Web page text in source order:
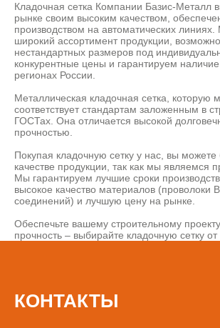
Кладочная сетка Компании Базис-Металл
рынке своим высоким качеством,
производством на автоматических
широкий ассортимент продукции,
нестандартных размеров под
конкурентные цены и гарантируем
регионах России.
Металлическая кладочная сетка, которую
соответствует стандартам заложенным в
ГОСТах. Она отличается высокой
прочностью.
Покупая кладочную сетку у нас, вы
качестве продукции, так как мы являемся
Мы гарантируем лучшие сроки
высокое качество материалов (проволоки
соединений) и лучшую цену на рынке.
Обеспечьте вашему строительному
прочность – выбирайте кладочную сетку от
КОНТАКТЫ